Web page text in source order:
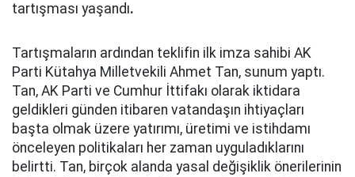
tartışması yaşandı.
Tartışmaların ardından teklifin ilk imza sahibi AK
Parti Kütahya Milletvekili Ahmet Tan, sunum yaptı.
Tan, AK Parti ve Cumhur İttifakı olarak iktidara
geldikleri günden itibaren vatandaşın ihtiyaçları
başta olmak üzere yatırımı, üretimi ve istihdamı
önceleyen politikaları her zaman uyguladıklarını
belirtti. Tan, birçok alanda yasal değişiklik önerilerinin